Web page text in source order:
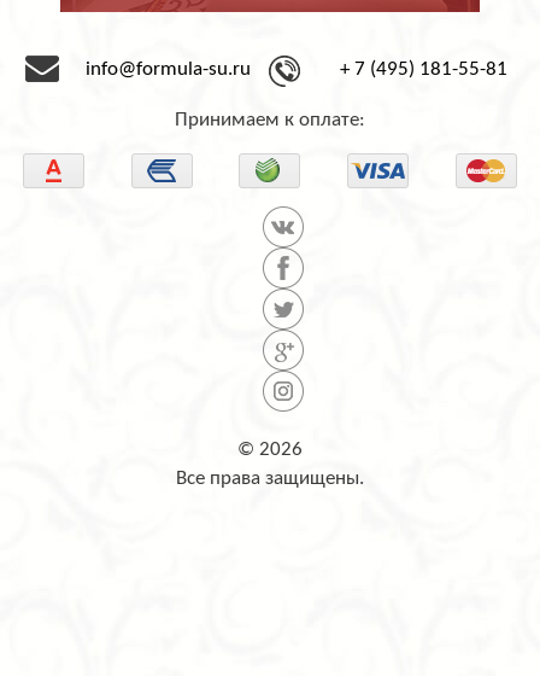
info@formula-su.ru + 7 (495) 181-55-81
Принимаем к оплате:
© 2026
Все права защищены.